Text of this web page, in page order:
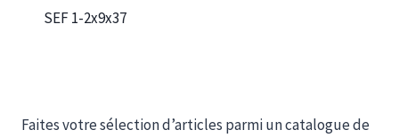
SEF 1-2x9x37
Faites votre sélection d’articles parmi un catalogue de